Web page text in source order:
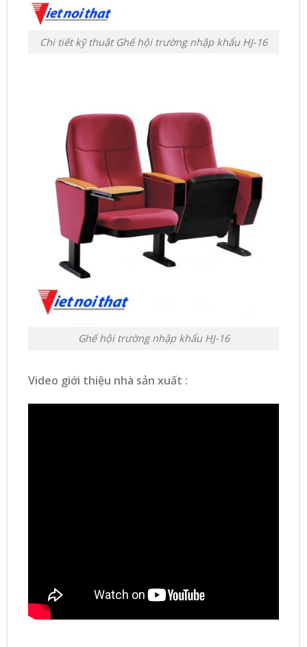
Chi tiết kỹ thuật Ghế hội trường nhập khẩu HJ-16
Ghế hội trường nhập khẩu HJ-16
Video giới thiệu nhà sản xuất :